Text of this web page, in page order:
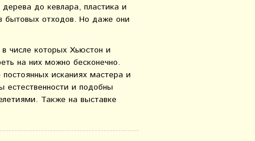
до кевлара, пластика и
бытовых отходов. Но даже они
числе которых Хьюстон и
на них можно бесконечно.
исканиях мастера и
естественности и подобны
Также на выставке